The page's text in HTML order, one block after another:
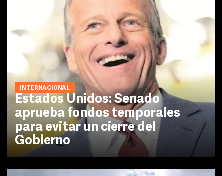
INTERNACIONAL
Estados Unidos: Senado
aprueba fondos temporales
para evitar un cierre del
Gobierno